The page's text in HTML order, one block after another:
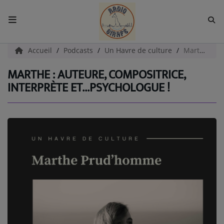
ACCUEIL
Radio
EMISSIONS
EQUIPES
EVÈNEMENTS
PAROLES D'ENTREPRENEURS
Accueil Podcasts Un Havre de culture Marthe : auteure, compositrice, interprète et...Psychologue !
MARTHE : AUTEURE, COMPOSITRICE,
INTERPRÈTE ET...PSYCHOLOGUE !